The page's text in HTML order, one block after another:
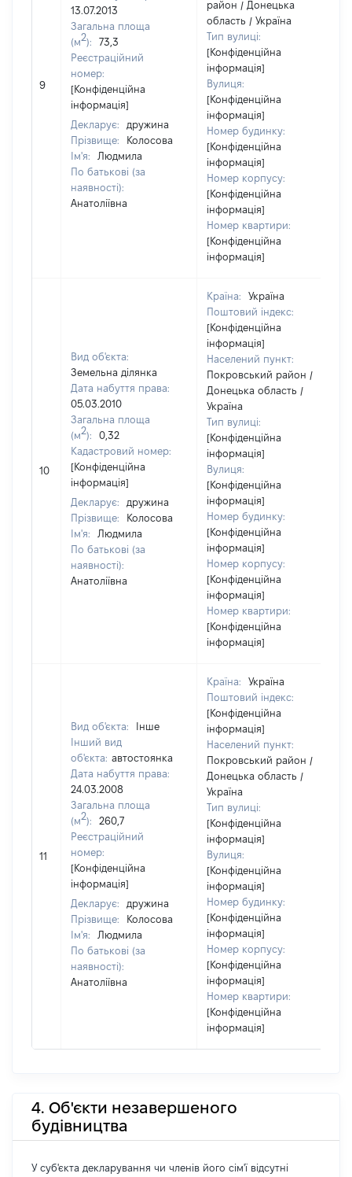
9
13.07.2013
Загальна площа
(м2):
73,3
Реєстраційний
номер:
[Конфіденційна
інформація]
Декларує:
дружина
Прізвище:
Колосова
Ім'я:
Людмила
По батькові (за
наявності):
Анатоліївна
район / Донецька
область / Україна
Тип вулиці:
[Конфіденційна
інформація]
Вулиця:
[Конфіденційна
інформація]
Номер будинку:
[Конфіденційна
інформація]
Номер корпусу:
[Конфіденційна
інформація]
Номер квартири:
[Конфіденційна
інформація]
10
Вид об'єкта:
Земельна ділянка
Дата набуття права:
05.03.2010
Загальна площа
(м2):
0,32
Кадастровий номер:
[Конфіденційна
інформація]
Декларує:
дружина
Прізвище:
Колосова
Ім'я:
Людмила
По батькові (за
наявності):
Анатоліївна
Країна:
Україна
Поштовий індекс:
[Конфіденційна
інформація]
Населений пункт:
Покровський район /
Донецька область /
Україна
Тип вулиці:
[Конфіденційна
інформація]
Вулиця:
[Конфіденційна
інформація]
Номер будинку:
[Конфіденційна
інформація]
Номер корпусу:
[Конфіденційна
інформація]
Номер квартири:
[Конфіденційна
інформація]
11
Вид об'єкта:
Інше
Інший вид
об'єкта: автостоянка
Дата набуття права:
24.03.2008
Загальна площа
(м2):
260,7
Реєстраційний
номер:
[Конфіденційна
інформація]
Декларує:
дружина
Прізвище:
Колосова
Ім'я:
Людмила
По батькові (за
наявності):
Анатоліївна
Країна:
Україна
Поштовий індекс:
[Конфіденційна
інформація]
Населений пункт:
Покровський район /
Донецька область /
Україна
Тип вулиці:
[Конфіденційна
інформація]
Вулиця:
[Конфіденційна
інформація]
Номер будинку:
[Конфіденційна
інформація]
Номер корпусу:
[Конфіденційна
інформація]
Номер квартири:
[Конфіденційна
інформація]
4. Об'єкти незавершеного
будівництва
У суб'єкта декларування чи членів його сім'ї відсутні